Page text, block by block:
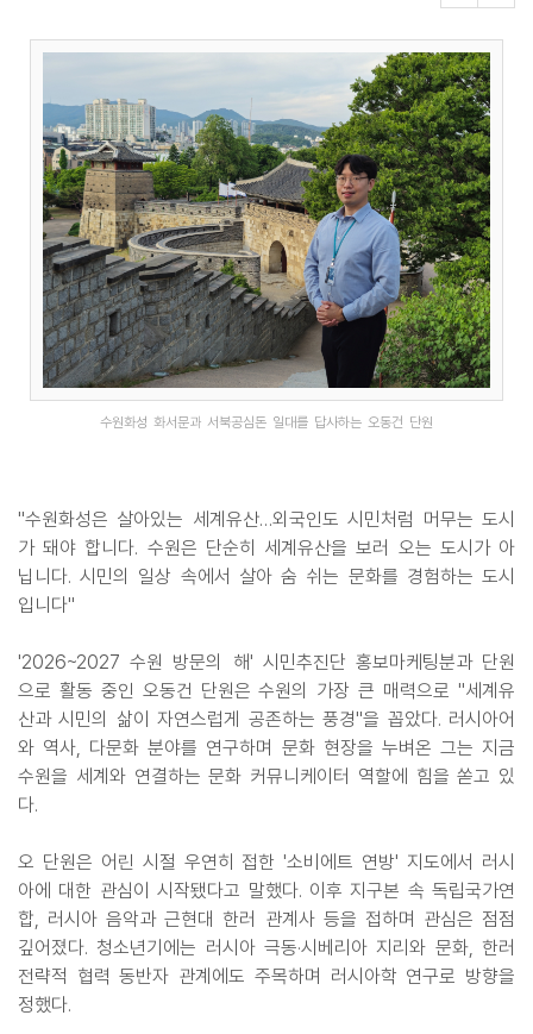
수원화성 화서문과 서북공심돈 일대를 답사하는 오동건 단원
"수원화성은 살아있는 세계유산…외국인도 시민처럼 머무는 도시
가 돼야 합니다. 수원은 단순히 세계유산을 보러 오는 도시가 아
닙니다. 시민의 일상 속에서 살아 숨 쉬는 문화를 경험하는 도시
입니다"
'2026~2027 수원 방문의 해' 시민추진단 홍보마케팅분과 단원
으로 활동 중인 오동건 단원은 수원의 가장 큰 매력으로 "세계유
산과 시민의 삶이 자연스럽게 공존하는 풍경"을 꼽았다. 러시아어
와 역사, 다문화 분야를 연구하며 문화 현장을 누벼온 그는 지금
수원을 세계와 연결하는 문화 커뮤니케이터 역할에 힘을 쏟고 있
다.
오 단원은 어린 시절 우연히 접한 '소비에트 연방' 지도에서 러시
아에 대한 관심이 시작됐다고 말했다. 이후 지구본 속 독립국가연
합, 러시아 음악과 근현대 한러 관계사 등을 접하며 관심은 점점
깊어졌다. 청소년기에는 러시아 극동·시베리아 지리와 문화, 한러
전략적 협력 동반자 관계에도 주목하며 러시아학 연구로 방향을
정했다.